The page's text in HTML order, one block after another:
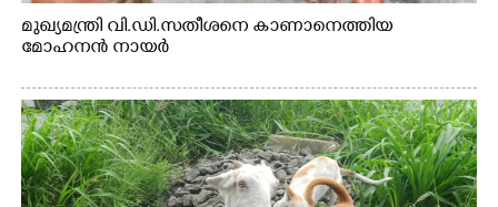
മുഖ്യമന്ത്രി വി.ഡി.സതീശനെ കാണാനെത്തിയ
മോഹനൻ നായർ